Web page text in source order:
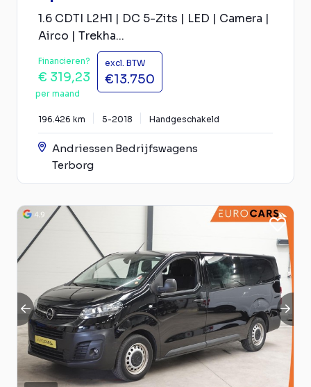
1.6 CDTI L2H1 | DC 5-Zits | LED | Camera |
Airco | Trekha...
Financieren?
€ 319,23
per maand
excl. BTW
€13.750
196.426 km 5-2018 Handgeschakeld
Andriessen Bedrijfswagens
Terborg